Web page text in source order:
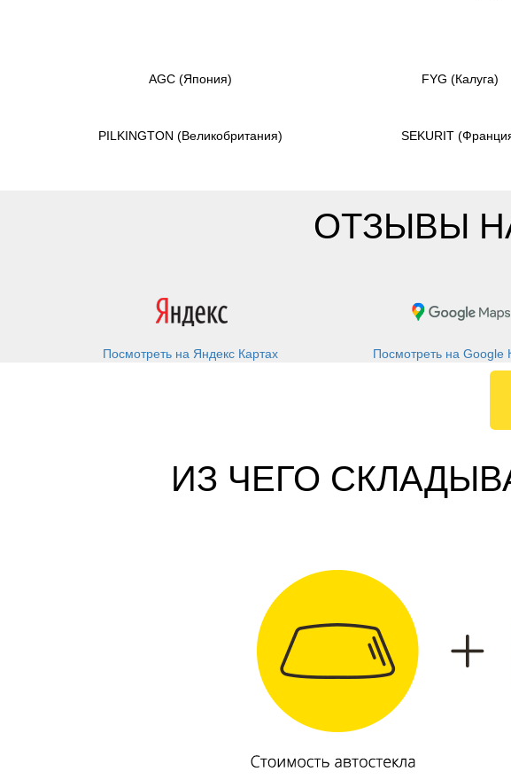
AGC (Япония) FYG (Калуга)
PILKINGTON (Великобритания) SEKURIT
ОТЗЫВЫ
Посмотреть на Яндекс Картах Посмотреть на Google
ИЗ ЧЕГО